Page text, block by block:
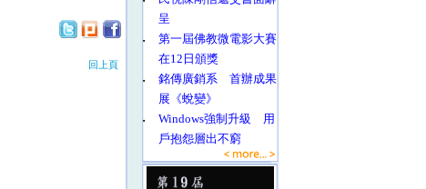
回上頁
呈
‧
第一屆佛教微電影大賽
在12日頒獎
‧
銘傳廣銷系 首辦成果
展《蛻變》
‧
Windows強制升級 用
戶抱怨層出不窮